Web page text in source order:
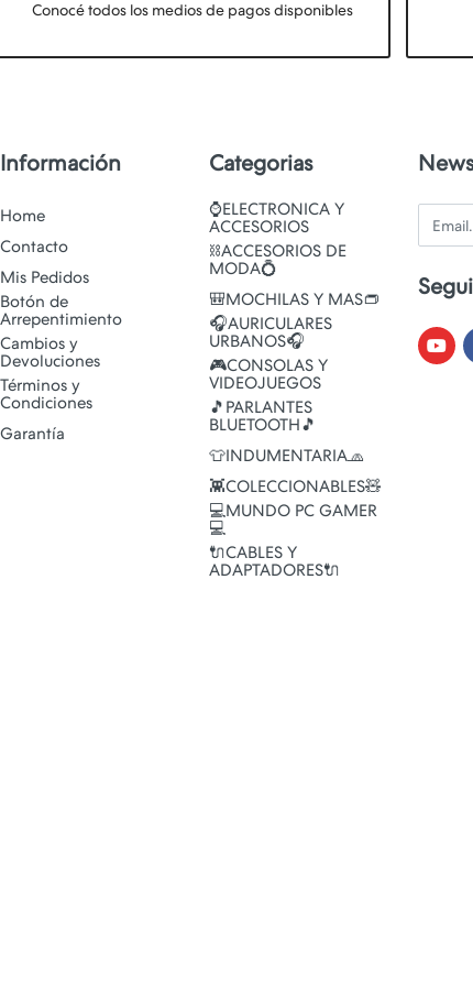
Conocé todos los medios de pagos disponibles
Información
Home
Contacto
Mis Pedidos
Botón de
Arrepentimiento
Cambios y
Devoluciones
Términos y
Condiciones
Garantía
Categorias
⌚ELECTRONICA Y
ACCESORIOS
⛓️ACCESORIOS DE
MODA💍
🎒MOCHILAS Y MAS👝
🎧AURICULARES
URBANOS🎧
🎮CONSOLAS Y
VIDEOJUEGOS
🎵PARLANTES
BLUETOOTH🎵
👕INDUMENTARIA🧢
👾COLECCIONABLES🧸
💻MUNDO PC GAMER
💻
🔌CABLES Y
ADAPTADORES🔌
Email